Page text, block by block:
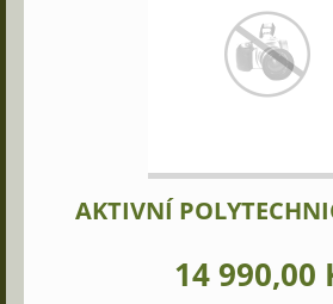
AKTIVNÍ
14 990,00